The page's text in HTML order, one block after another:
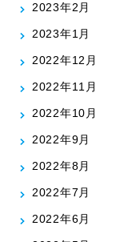
2023年2月
2023年1月
2022年12月
2022年11月
2022年10月
2022年9月
2022年8月
2022年7月
2022年6月